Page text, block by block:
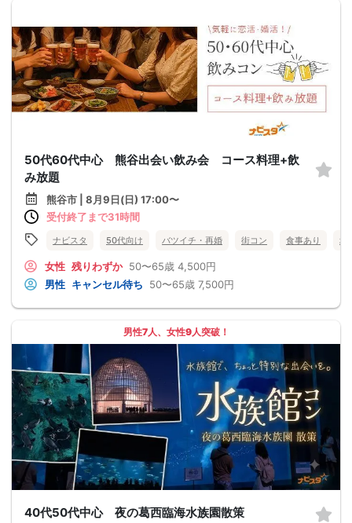
50代60代中心 熊谷出会い飲み会 コース料理+飲
み放題
熊谷市 | 8月9日(日) 17:00〜
受付終了まで31時間
ナビスタ 50代向け バツイチ・再婚 街コン 食事あり 埼
女性 残りわずか 50〜65歳 4,500円
男性 キャンセル待ち 50〜65歳 7,500円
男性7人、女性9人突破！
40代50代中心 夜の葛西臨海水族園散策